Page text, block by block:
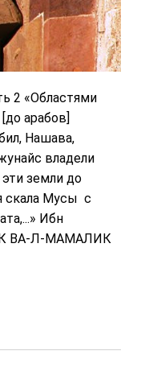
2 «Областями
арабов]
Нашава,
владели
земли до
скала Мусы с
Ибн
ВА-Л-МАМАЛИК